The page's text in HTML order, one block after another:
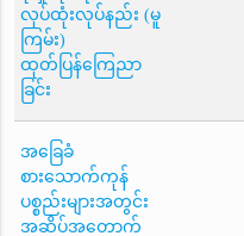
လုပ်ထုံးလုပ်နည်း (မူ
ကြမ်း)
ထုတ်ပြန်ကြေညာ
ခြင်း
အခြေခံ
စားသောက်ကုန်
ပစ္စည်းများအတွင်း
အဆိပ်အတောက်